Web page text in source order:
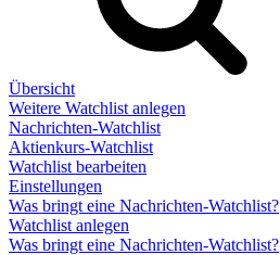
Übersicht
Weitere Watchlist anlegen
Nachrichten-Watchlist
Aktienkurs-Watchlist
Watchlist bearbeiten
Einstellungen
Was bringt eine Nachrichten-Watchlist?
Watchlist anlegen
Was bringt eine Nachrichten-Watchlist?